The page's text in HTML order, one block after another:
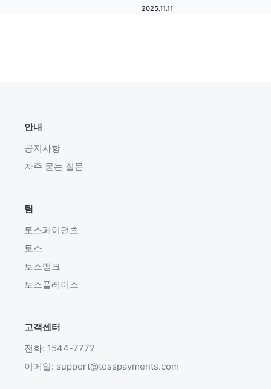
2025.11.11
안내
공지사항
자주 묻는 질문
팀
토스페이먼츠
토스
토스뱅크
토스플레이스
고객센터
전화: 1544-7772
이메일: support@tosspayments.com